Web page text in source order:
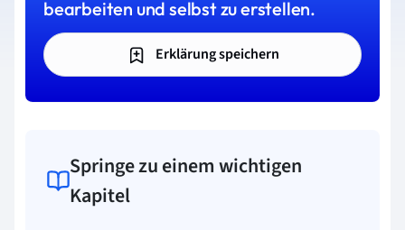
bearbeiten und selbst zu erstellen.
Erklärung speichern
Springe zu einem wichtigen
Kapitel